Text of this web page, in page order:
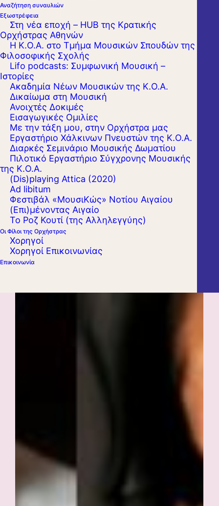
Αναζήτηση συναυλιών
Εξωστρέφεια
Στη νέα εποχή – HUB της Κρατικής
Ορχήστρας Αθηνών
Η Κ.Ο.Α. στο Τμήμα Μουσικών Σπουδών της
Φιλοσοφικής Σχολής
Lifo podcasts: Συμφωνική Μουσική –
Ιστορίες
Ακαδημία Νέων Μουσικών της Κ.Ο.Α.
Δικαίωμα στη Μουσική
Ανοιχτές Δοκιμές
Εισαγωγικές Ομιλίες
Με την τάξη μου, στην Ορχήστρα μας
Εργαστήριo Χάλκινων Πνευστών της Κ.Ο.Α.
Διαρκές Σεμινάριο Μουσικής Δωματίου
Πιλοτικό Εργαστήριο Σύγχρονης Μουσικής
της Κ.Ο.Α.
(Dis)playing Attica (2020)
Ad libitum
Φεστιβάλ «ΜουσιΚώς» Νοτίου Αιγαίου
(Επι)μένοντας Αιγαίο
Το Ροζ Κουτί (της Αλληλεγγύης)
Οι Φίλοι της Ορχήστρας
Χορηγοί
Χορηγοί Επικοινωνίας
Επικοινωνία